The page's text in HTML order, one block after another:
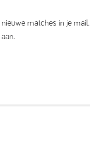
nieuwe matches in je mail.
aan.